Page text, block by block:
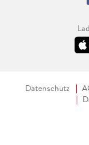
Datenschutz